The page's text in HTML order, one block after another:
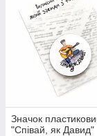
Значок
"Співай, як Давид"